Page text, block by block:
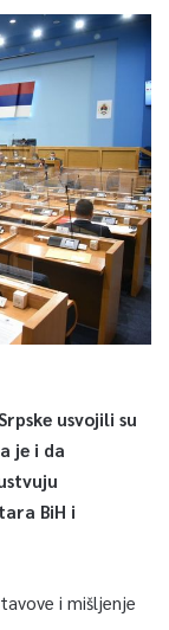
usvojili su
je i da
BiH i
i mišljenje